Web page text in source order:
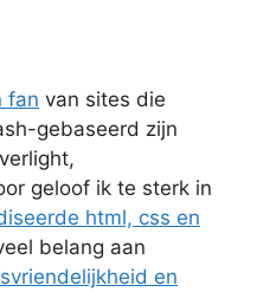
fan van sites die
gebaseerd zijn
geloof ik te sterk in
html, css en
belang aan
en